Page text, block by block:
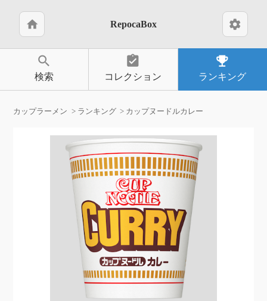
home RepocaBox settings
search
検索
assignment_turned_in
コレクション
emoji_events
ランキング
カップラーメン ランキング カップヌードルカレー